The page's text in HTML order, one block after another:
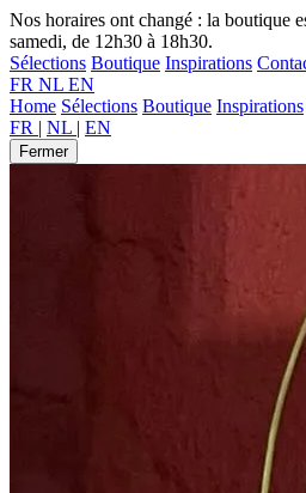
Nos horaires ont changé : la boutique
samedi, de 12h30 à 18h30.
Sélections Boutique Inspirations
FR NL EN
Home Sélections Boutique Inspirations
FR | NL | EN
Fermer